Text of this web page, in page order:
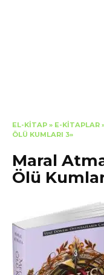
EL-KITAP » E-KITAPLAR
ÖLÜ KUMLARI 3»
Maral
Ölü